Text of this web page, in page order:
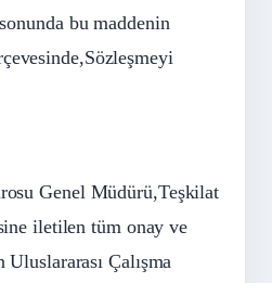
bu maddenin
Genel Müdürü,Teşkilat
iletilen tüm onay ve
Çalışma